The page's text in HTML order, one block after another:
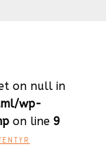
on null in
wp-
on line 9